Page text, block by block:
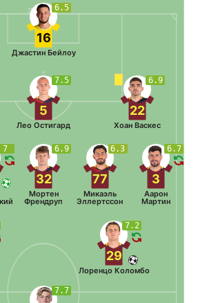
6.5
16
Джастин Бейлоу
6.9
22
Хоан Васкес
7.5
5
Лео Остигард
6.7
3
Аарон
Мартин
6.3
77
Микаэль
Эллертссон
6.9
32
Мортен
Френдруп
7
7.2
29
Лоренцо Коломбо
7.7